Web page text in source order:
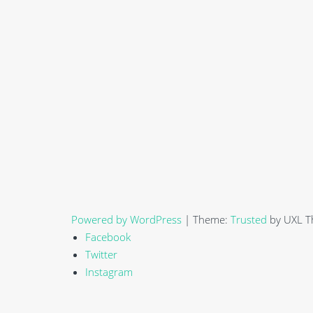
Powered by WordPress | Theme: Trusted by UXL
Facebook
Twitter
Instagram